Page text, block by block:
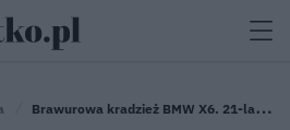
Brawurowa kradzież BMW X6. 21-latka